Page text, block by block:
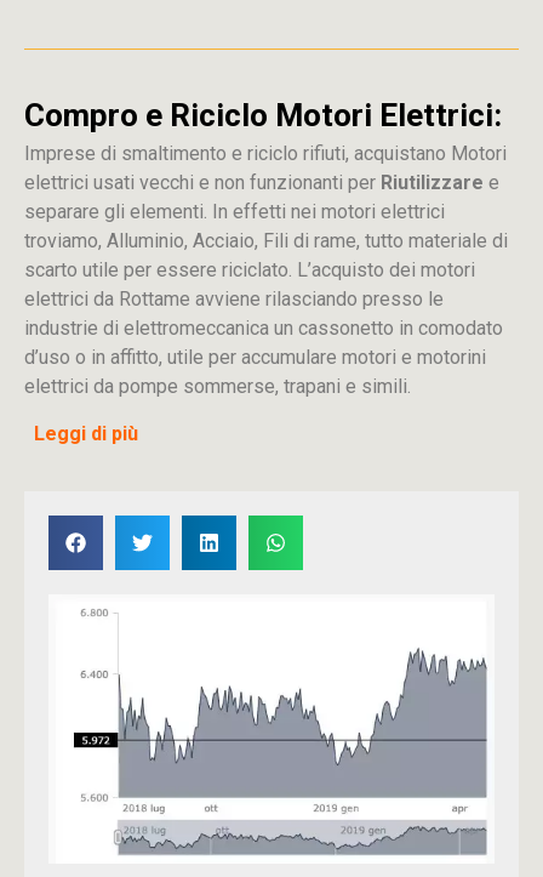
Compro e Riciclo Motori Elettrici:
Imprese di smaltimento e riciclo rifiuti, acquistano Motori
elettrici usati vecchi e non funzionanti per Riutilizzare e
separare gli elementi. In effetti nei motori elettrici
troviamo, Alluminio, Acciaio, Fili di rame, tutto materiale di
scarto utile per essere riciclato. L’acquisto dei motori
elettrici da Rottame avviene rilasciando presso le
industrie di elettromeccanica un cassonetto in comodato
d’uso o in affitto, utile per accumulare motori e motorini
elettrici da pompe sommerse, trapani e simili.
Leggi di più